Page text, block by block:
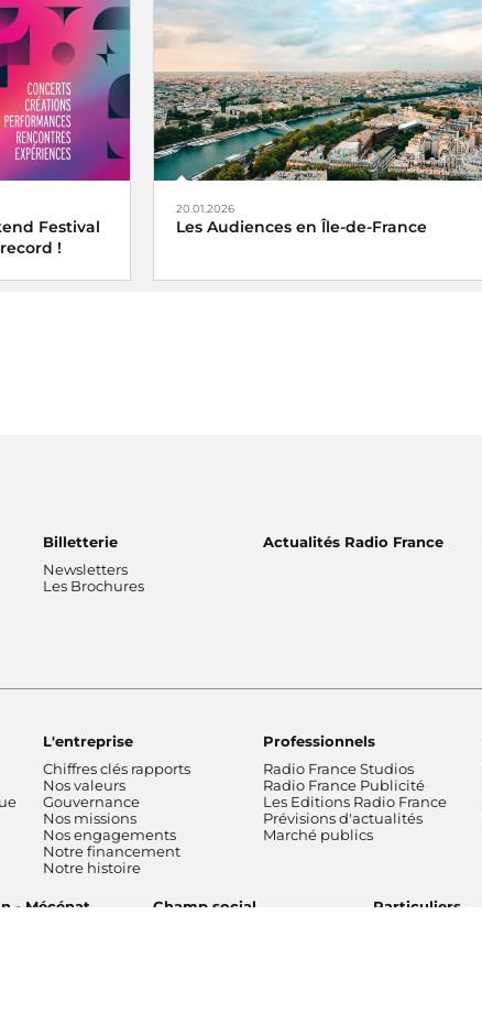
Radio
de part
Radio France met à nouveau ses
espaces publicitaires à disposition
d'acteurs agissant activement en faveur
de la transition écologique
Festival
!
20.01.2026
Les Audiences en Île-de-France
Billetterie
Newsletters
Les Brochures
Actualités Radio France
L'entreprise
Chiffres clés rapports
Nos valeurs
Gouvernance
Nos missions
Nos engagements
Notre financement
Notre histoire
Professionnels
Radio France Studios
Radio France Publicité
Les Editions Radio France
Prévisions d'actualités
Marché publics
- Mécénat Champ social Particuliers